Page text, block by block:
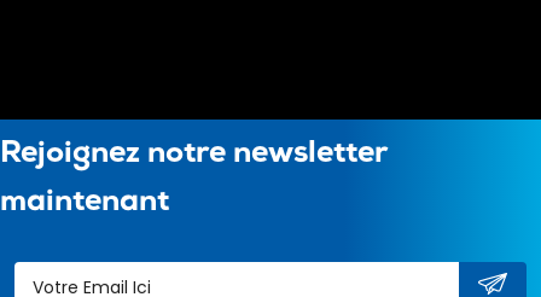
Rejoignez notre newsletter
maintenant